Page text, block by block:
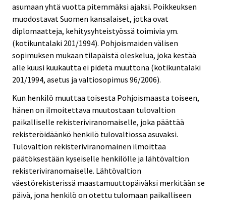
asumaan yhtä vuotta pitemmäksi ajaksi. Poikkeuksen
muodostavat Suomen kansalaiset, jotka ovat
diplomaatteja, kehitysyhteistyössä toimivia ym.
(kotikuntalaki 201/1994). Pohjoismaiden välisen
sopimuksen mukaan tilapäistä oleskelua, joka kestää
alle kuusi kuukautta ei pidetä muuttona (kotikuntalaki
201/1994, asetus ja valtiosopimus 96/2006).
Kun henkilö muuttaa toisesta Pohjoismaasta toiseen,
hänen on ilmoitettava muutostaan tulovaltion
paikalliselle rekisteriviranomaiselle, joka päättää
rekisteröidäänkö henkilö tulovaltiossa asuvaksi.
Tulovaltion rekisteriviranomainen ilmoittaa
päätöksestään kyseiselle henkilölle ja lähtövaltion
rekisteriviranomaiselle. Lähtövaltion
väestörekisterissä maastamuuttopäiväksi merkitään se
päivä, jona henkilö on otettu tulomaan paikalliseen